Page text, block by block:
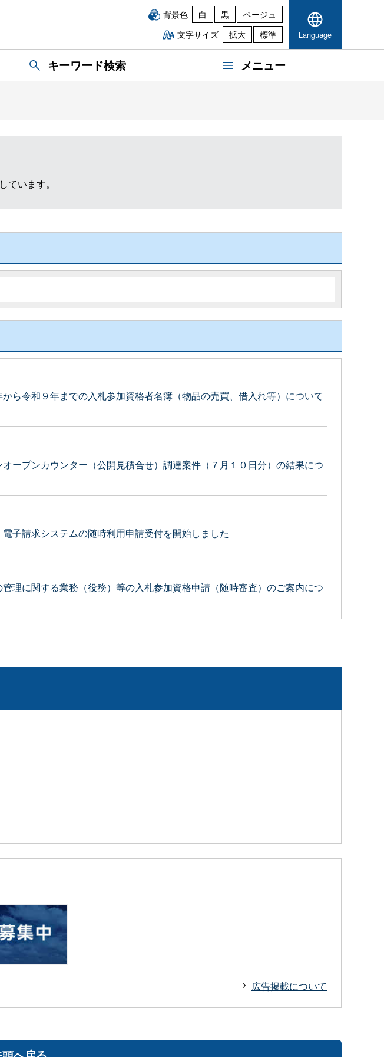
背景色 白 黒
ベージュ
文字サイズ
拡大 標準 Language
キーワード検索 メニュー
ています。
から令和９年までの入札参加資格者名簿（物品の売買、借入れ等）について
オープンカウンター（公開見積合せ）調達案件（７月１０日分）の結果につ
電子請求システムの随時利用申請受付を開始しました
管理に関する業務（役務）等の入札参加資格申請（随時審査）のご案内につ
広告掲載について